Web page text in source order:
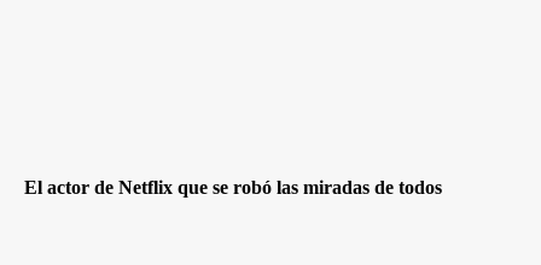
El actor de Netflix que se robó las miradas de todos